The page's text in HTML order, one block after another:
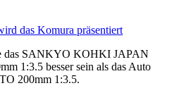
das Komura präsentiert
das SANKYO KOHKI JAPAN
1:3.5 besser sein als das Auto
200mm 1:3.5.